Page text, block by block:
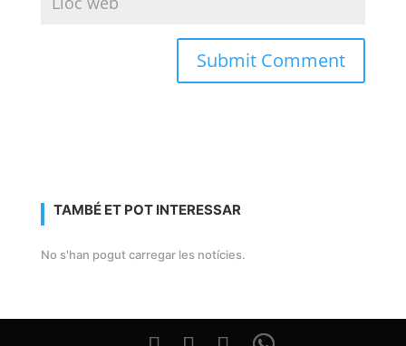
TAMBÉ ET POT INTERESSAR
No s'han pogut carregar les notícies.